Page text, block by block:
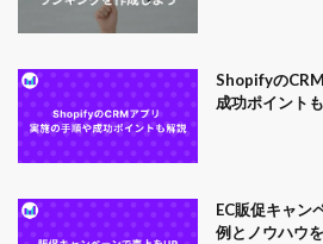
Shopifyの
成功ポイント
EC販促キャン
例とノウハウ